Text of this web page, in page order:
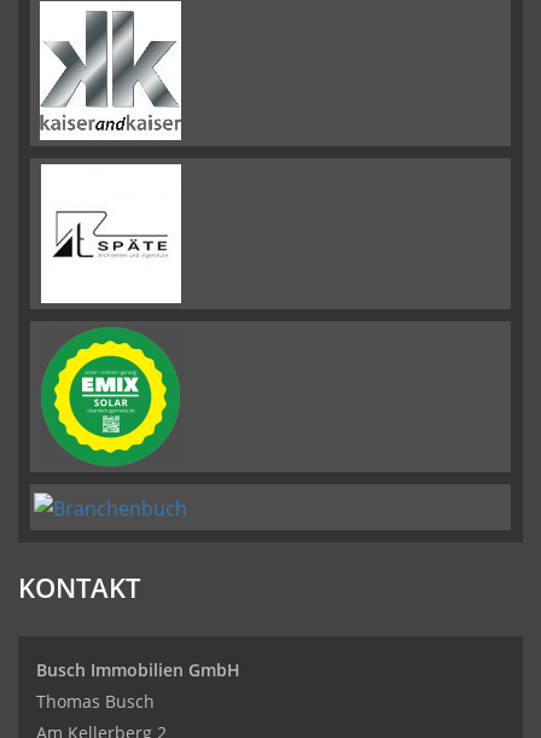
KONTAKT
Busch Immobilien GmbH
Thomas Busch
Am Kellerberg 2